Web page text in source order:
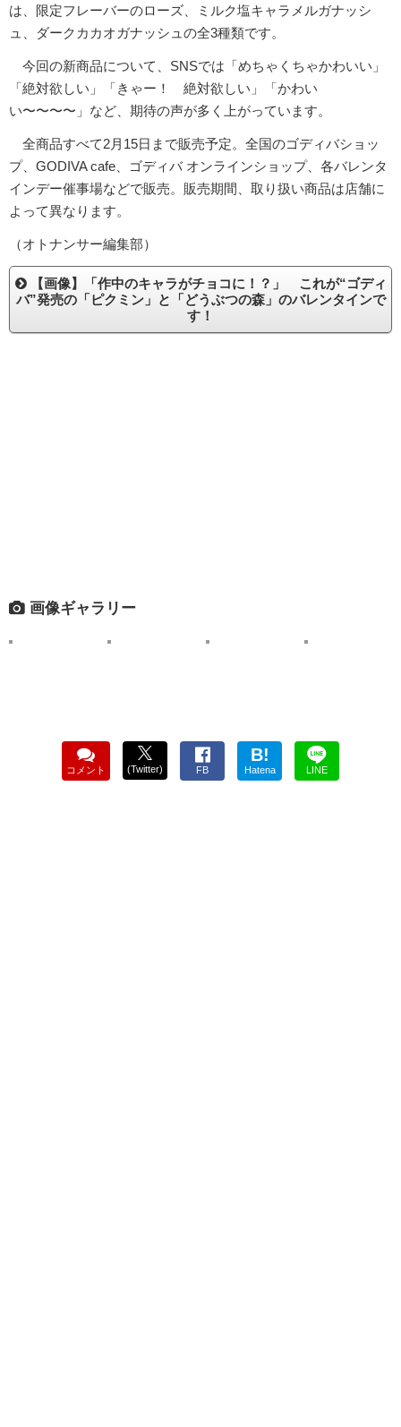
は、限定フレーバーのローズ、ミルク塩キャラメルガナッシ
ュ、ダークカカオガナッシュの全3種類です。
今回の新商品について、SNSでは「めちゃくちゃかわいい」
「絶対欲しい」「きゃー！ 絶対欲しい」「かわい
い〜〜〜〜」など、期待の声が多く上がっています。
全商品すべて2月15日まで販売予定。全国のゴディバショッ
プ、GODIVA cafe、ゴディバ オンラインショップ、各バレンタ
インデー催事場などで販売。販売期間、取り扱い商品は店舗に
よって異なります。
（オトナンサー編集部）
【画像】「作中のキャラがチョコに！？」 これが“ゴディ
バ”発売の「ピクミン」と「どうぶつの森」のバレンタインで
す！
画像ギャラリー
コメント (Twitter) FB
B!
Hatena LINE